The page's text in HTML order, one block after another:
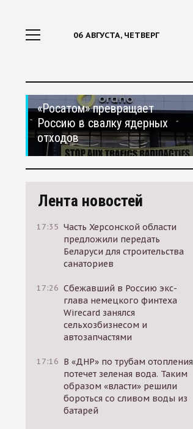
06 АВГУСТА, ЧЕТВЕРГ
«Росатом» превращает
Россию в свалку ядерных
отходов
Лента новостей
17:35 Часть Херсонской области
предложили передать
Беларуси для строительства
санаториев
17:26 Сбежавший в Россию экс-
глава немецкого финтеха
Wirecard занялся
сельхозбизнесом и
автозапчастями
17:16 В «ДНР» по трубам отопления
потечет зеленая вода. Таким
образом «власти» решили
бороться со сливом воды из
батарей